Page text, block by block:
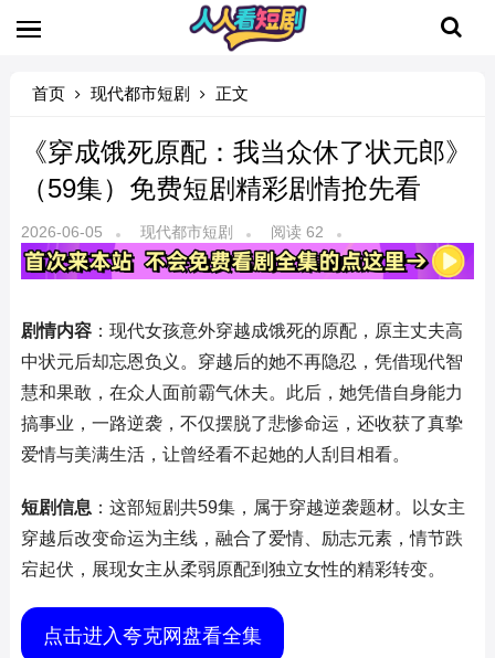
首页 现代都市短剧 正文
《穿成饿死原配：我当众休了状元郎》
（59集）免费短剧精彩剧情抢先看
2026-06-05 现代都市短剧 阅读 62
剧情内容：现代女孩意外穿越成饿死的原配，原主丈夫高
中状元后却忘恩负义。穿越后的她不再隐忍，凭借现代智
慧和果敢，在众人面前霸气休夫。此后，她凭借自身能力
搞事业，一路逆袭，不仅摆脱了悲惨命运，还收获了真挚
爱情与美满生活，让曾经看不起她的人刮目相看。
短剧信息 ：这部短剧共59集，属于穿越逆袭题材。以女主
穿越后改变命运为主线，融合了爱情、励志元素，情节跌
宕起伏，展现女主从柔弱原配到独立女性的精彩转变。
点击进入夸克网盘看全集